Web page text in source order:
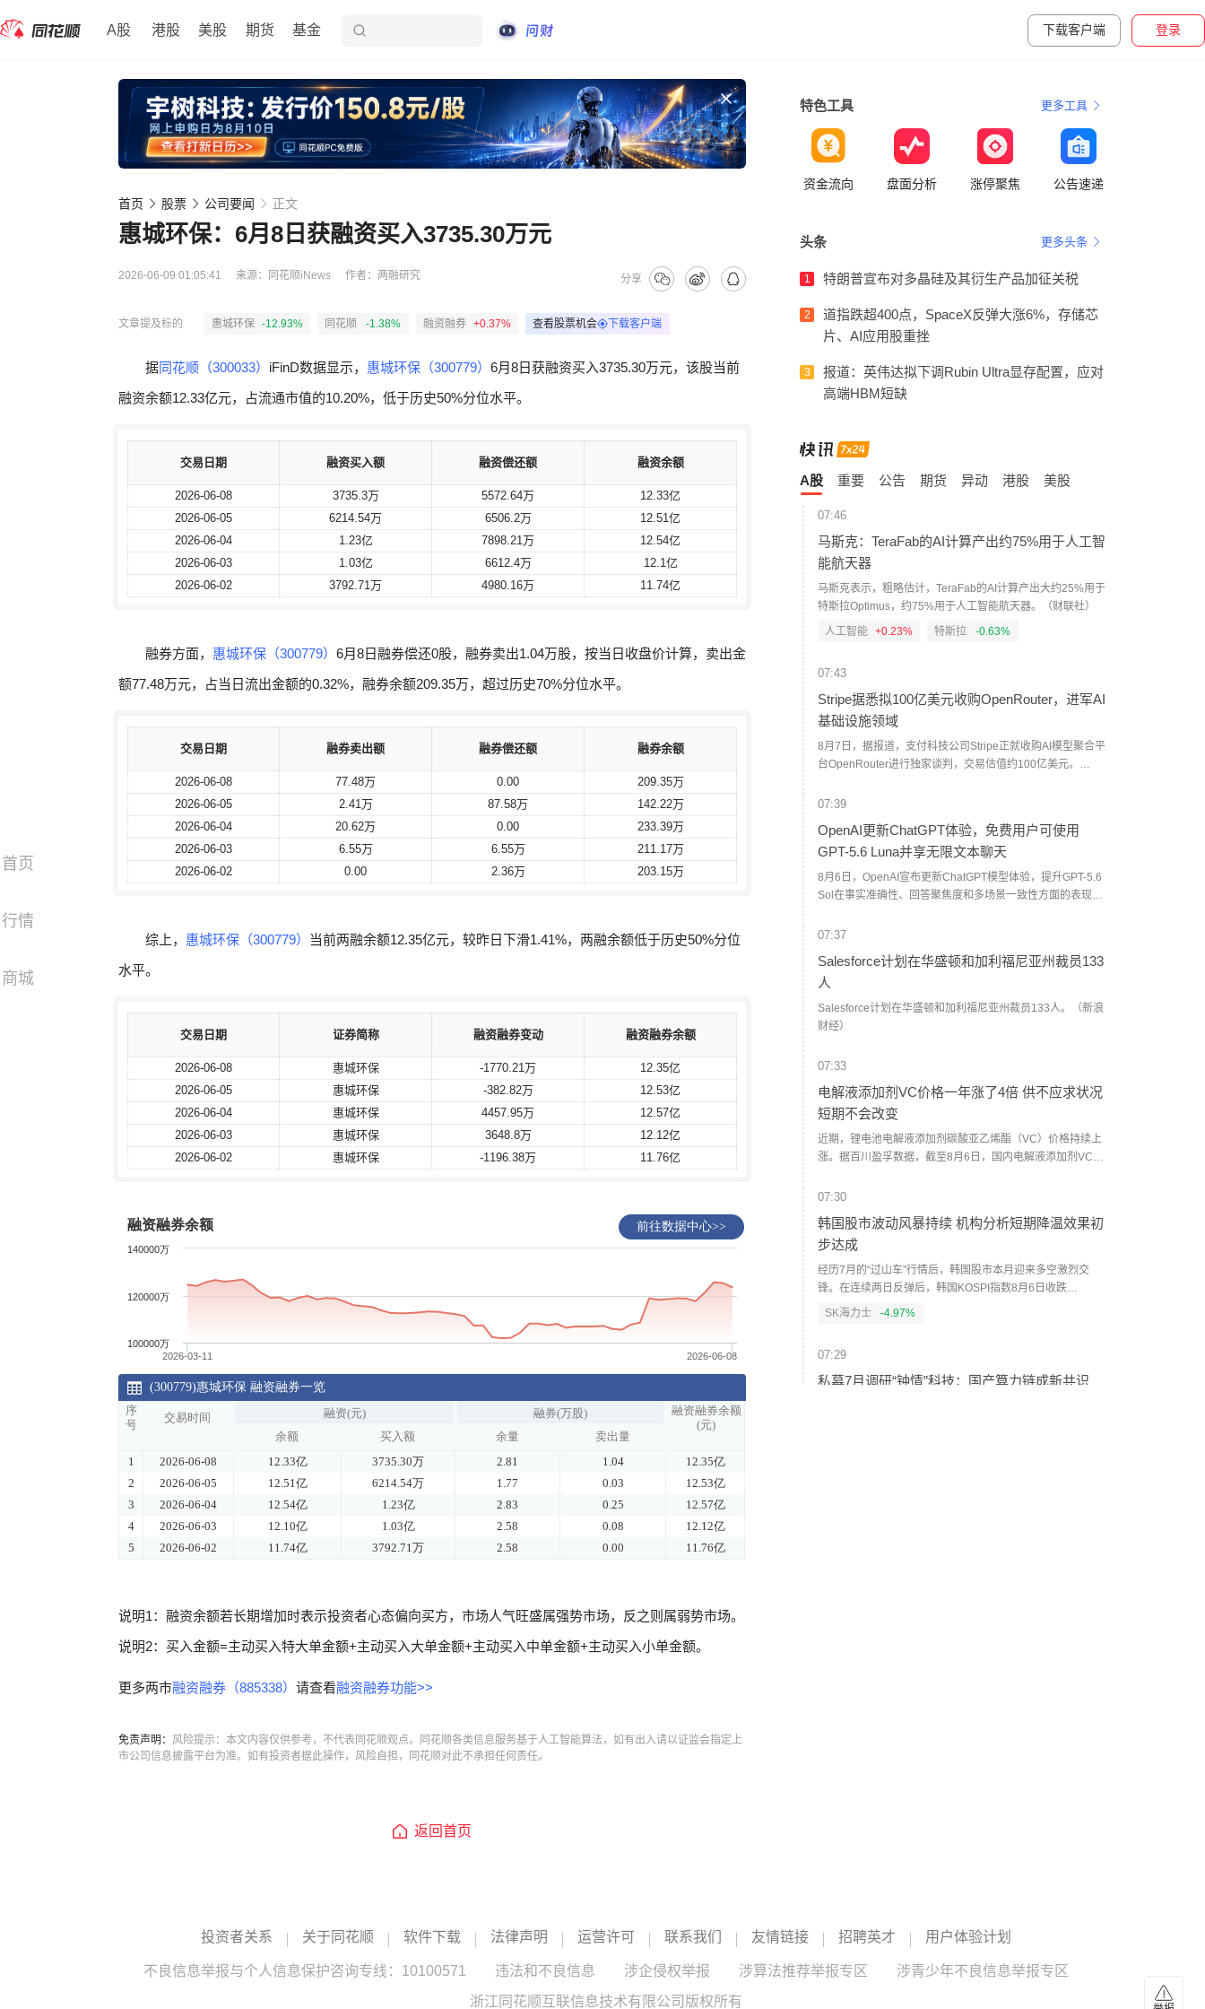
A股 港股 美股 期货 基金 下载客户端 登录
首页
行情
商城
首页 股票 公司要闻 正文
惠城环保：6月8日获融资买入3735.30万元
2026-06-09 01:05:41 来源： 同花顺iNews 作者： 两融研究 分享
文章提及标的 惠城环保 -12.93% 同花顺 -1.38% 融资融券 +0.37% 查看股票机会 下载客户端
据同花顺（300033） iFinD数据显示， 惠城环保（300779） 6月8日获融资买入3735.30万元，该股当前
融资余额12.33亿元，占流通市值的10.20%，低于历史50%分位水平。
交易日期 融资买入额 融资偿还额 融资余额
2026-06-08 3735.3万 5572.64万
12.33亿
2026-06-05
6214.54万 6506.2万
12.51亿
2026-06-04
1.23亿 7898.21万
12.54亿
2026-06-03
1.03亿 6612.4万
12.1亿
2026-06-02
3792.71万 4980.16万 11.74亿
交易日期 融资买入额 融资偿还额 融资余额
2026-06-08 3735.3万 5572.64万
12.33亿
2026-06-05
6214.54万 6506.2万
12.51亿
2026-06-04
1.23亿 7898.21万
12.54亿
2026-06-03
1.03亿 6612.4万
12.1亿
2026-06-02
3792.71万 4980.16万 11.74亿
融券方面， 惠城环保（300779） 6月8日融券偿还0股，融券卖出1.04万股，按当日收盘价计算，卖出金
额77.48万元，占当日流出金额的0.32%，融券余额209.35万，超过历史70%分位水平。
交易日期 融券卖出额 融券偿还额 融券余额
2026-06-08 77.48万 0.00
209.35万
2026-06-05
2.41万 87.58万
142.22万
2026-06-04
20.62万 0.00
233.39万
2026-06-03
6.55万 6.55万
211.17万
2026-06-02
0.00 2.36万 203.15万
交易日期 融券卖出额 融券偿还额 融券余额
2026-06-08 77.48万 0.00
209.35万
2026-06-05
2.41万 87.58万
142.22万
2026-06-04
20.62万 0.00
233.39万
2026-06-03
6.55万 6.55万
211.17万
2026-06-02
0.00 2.36万 203.15万
综上， 惠城环保（300779）
当前两融余额12.35亿元，较昨日下滑1.41%，两融余额低于历史50%分位
水平。
交易日期 证券简称 融资融券变动 融资融券余额
2026-06-08 惠城环保 -1770.21万
12.35亿
2026-06-05
惠城环保 -382.82万
12.53亿
2026-06-04
惠城环保 4457.95万
12.57亿
2026-06-03
惠城环保 3648.8万
12.12亿
2026-06-02
惠城环保 -1196.38万 11.76亿
交易日期 证券简称 融资融券变动 融资融券余额
2026-06-08 惠城环保 -1770.21万
12.35亿
2026-06-05
惠城环保 -382.82万
12.53亿
2026-06-04
惠城环保 4457.95万
12.57亿
2026-06-03
惠城环保 3648.8万
12.12亿
2026-06-02
惠城环保 -1196.38万 11.76亿
说明1：融资余额若长期增加时表示投资者心态偏向买方，市场人气旺盛属强势市场，反之则属弱势市场。
说明2：买入金额=主动买入特大单金额+主动买入大单金额+主动买入中单金额+主动买入小单金额。
更多两市融资融券（885338） 请查看融资融券功能>>
免责声明： 风险提示：本文内容仅供参考，不代表同花顺观点。同花顺各类信息服务基于人工智能算法，如有出入请以证监会指定上
市公司信息披露平台为准。如有投资者据此操作，风险自担，同花顺对此不承担任何责任。
返回首页
特色工具 更多工具
资金流向 盘面分析 涨停聚焦 公告速递
头条 更多头条
1 特朗普宣布对多晶硅及其衍生产品加征关税
2
道指跌超400点，SpaceX反弹大涨6%，存储芯
片、AI应用股重挫
3
报道：英伟达拟下调Rubin Ultra显存配置，应对
高端HBM短缺
A股 重要 公告 期货 异动 港股 美股
07:46
马斯克：TeraFab的AI计算产出约75%用于人工智
能航天器
马斯克表示，粗略估计，TeraFab的AI计算产出大约25%用于
特斯拉Optimus，约75%用于人工智能航天器。（财联社）
人工智能 +0.23% 特斯拉 -0.63%
07:43
Stripe据悉拟100亿美元收购OpenRouter，进军AI
基础设施领域
8月7日，据报道，支付科技公司Stripe正就收购AI模型聚合平
台OpenRouter进行独家谈判，交易估值约100亿美元。
前Stripe已进入独家磋商阶段。（界面新闻）
07:39
OpenAI更新ChatGPT体验，免费用户可使用
GPT-5.6 Luna并享无限文本聊天
8月6日，OpenAI宣布更新ChatGPT模型体验，提升GPT-5.6
Sol在事实准确性、回答聚焦度和多场景一致性方面的表现，
示，Plus和Pro用户将获得更新后的GPT-5.6 Sol，该模型能
内容。对于免费用户，OpenAI将默认模型更新为GPT-5.6
Luna，并扩大访问范围，提供无限文本聊天功能。针对需要
更深入推理的问题，免费用户可通过新增“Think”按钮调用更
高推理能力。（界面新闻）
07:37
Salesforce计划在华盛顿和加利福尼亚州裁员133
人
Salesforce计划在华盛顿和加利福尼亚州裁员133人。（新浪
财经）
07:33
电解液添加剂VC价格一年涨了4倍 供不应求状况
短期不会改变
近期，锂电池电解液添加剂碳酸亚乙烯酯（VC）价格持续上
涨。据百川盈孚数据，截至8月6日，国内电解液添加剂VC均
位业内人士表示，VC供不应求的情况短期不会改变。目前国
效产能仅约11万吨/年。去年行业企业开工率整体偏低，叠加
头部企业集中开展设备检修，行业库存快速下行。（人民财
讯）
07:30
韩国股市波动风暴持续 机构分析短期降温效果初
步达成
经历7月的“过山车”行情后，韩国股市本月迎来多空激烈交
锋。在连续两日反弹后，韩国KOSPI指数8月6日收跌
4.58%，报6296.38点，SK海力士股价重挫10%。盘中韩国
结构或已基本出清，短期降温效果初步达成，外资也开始阶
段性回流。不过，散户单日爆仓率仍处于高位、波动率指数
SK海力士 -4.97%
07:29
私募7月调研“钟情”科技：国产算力链成新共识
是什么因素使得各家公募机构旗下产品不约而同地进场？结
合半年报业绩来看，这些公司普遍呈现出净利润高增长或进
入盈利拐点的特点。这恰恰与近年来公募行业看重的成长投
截至2026年08月06日，全球最大的白银ETF iShares Silver
投资者关系 关于同花顺 软件下载 法律声明 运营许可 联系我们 友情链接 招聘英才 用户体验计划
不良信息举报与个人信息保护咨询专线：10100571 违法和不良信息 涉企侵权举报 涉算法推荐举报专区
涉青少年不良信息举报专区
浙江同花顺互联信息技术有限公司版权所有